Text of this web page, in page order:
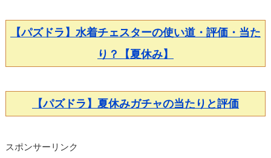
【パズドラ】水着チェスターの使い道・評価・当た
り？【夏休み】
【パズドラ】夏休みガチャの当たりと評価
スポンサーリンク